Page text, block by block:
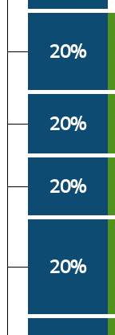
20%
20%
20%
20%